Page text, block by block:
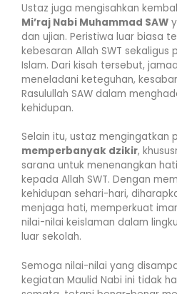
Ustaz juga mengisahkan
Mi’raj Nabi Muhammad SAW
dan ujian. Peristiwa luar biasa
kebesaran Allah SWT
Islam. Dari kisah tersebut,
meneladani keteguhan,
Rasulullah SAW dalam
kehidupan.
Selain itu, ustaz mengingatkan
memperbanyak dzikir,
sarana untuk menenangkan
kepada Allah SWT. Dengan
kehidupan sehari-hari,
menjaga hati, memperkuat
nilai-nilai keislaman dalam
luar sekolah.
Semoga nilai-nilai yang
kegiatan Maulid Nabi ini tidak